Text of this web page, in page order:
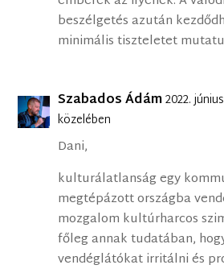
beszélgetés azután
minimális tiszteletet
Szabados Ádám2022.
közelében
Dani,
kulturálatlanság egy
megtépázott országba
mozgalom kultúrharcos
főleg annak tudatában,
vendéglátókat irritálni és